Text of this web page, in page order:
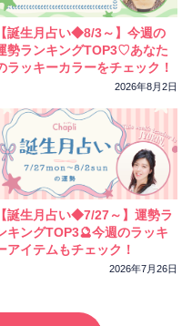
【誕生月占い◆8/3～】今週の
勢ランキングTOP3♡あなた
ラッキーカラーをチェック！
2026年8月2日
【誕生月占い◆7/27～】運勢ラ
キングTOP3🔮今週のラッキ
アイテムもチェック！
2026年7月26日